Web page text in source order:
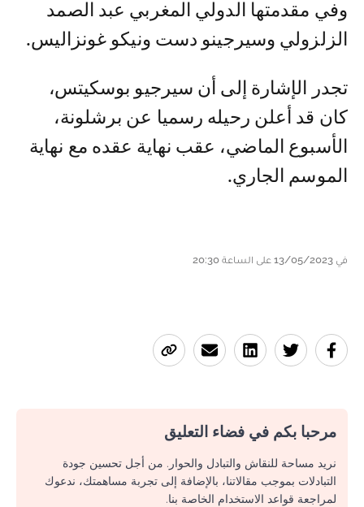
وفي مقدمتها الدولي المغربي عبد الصمد
الزلزولي وسيرجينو دست ونيكو غونزاليس.
تجدر الإشارة إلى أن سيرجيو بوسكيتس،
كان قد أعلن رحيله رسميا عن برشلونة،
الأسبوع الماضي، عقب نهاية عقده مع نهاية
الموسم الجاري.
في 13/05/2023 على الساعة 20:30
مرحبا بكم في فضاء التعليق
نريد مساحة للنقاش والتبادل والحوار. من أجل تحسين جودة
التبادلات بموجب مقالاتنا، بالإضافة إلى تجربة مساهمتك، ندعوك
لمراجعة قواعد الاستخدام الخاصة بنا.